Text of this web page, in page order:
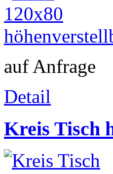
auf Anfrage
Detail
Kreis Tisch